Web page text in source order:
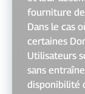
fourniture
Dans le cas
certaines
Utilisateurs
sans
disponibilité